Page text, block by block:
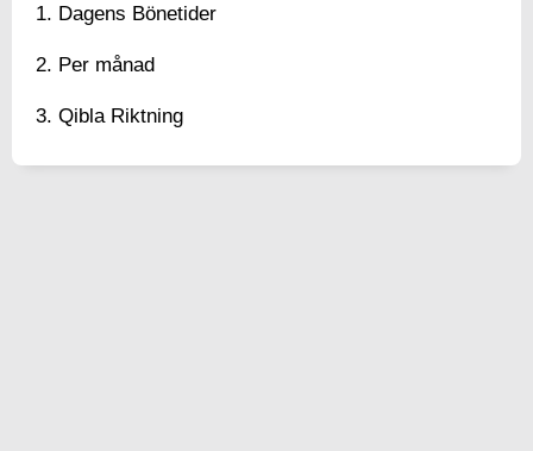
Dagens Bönetider
Per månad
Qibla Riktning